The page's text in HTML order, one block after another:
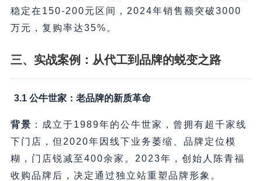
稳定在150-200元区间，2024年销售额突破3000
万元，复购率达35%。
三、实战案例：从代工到品牌的蜕变之路
3.1 公牛世家：老品牌的新质革命
背景 ：成立于1989年的公牛世家，曾拥有超千家线
下门店，但2020年因线下业务萎缩、品牌定位模
糊，门店锐减至400余家。2023年，创始人陈青福
收购品牌后，决定通过独立站重塑品牌形象。